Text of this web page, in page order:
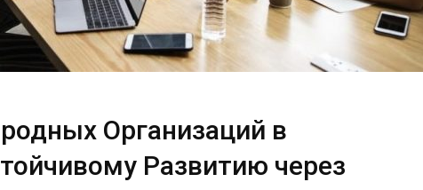
Организаций в
Развитию через